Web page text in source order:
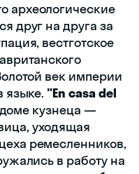
археологические
друг на друга за
вестготское
век империи
языке. "En casa del
кузнеца —
уходящая
ремесленников,
в работу на